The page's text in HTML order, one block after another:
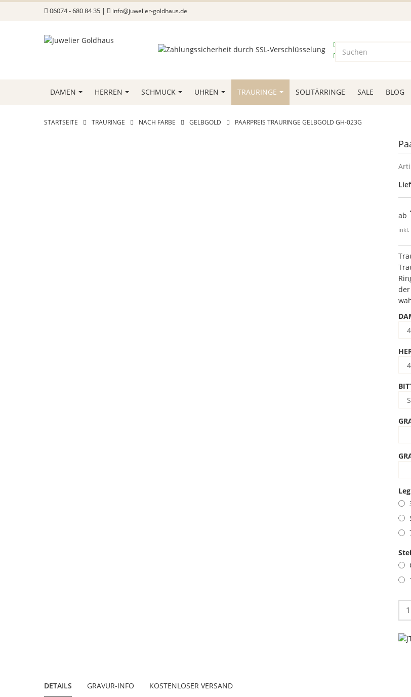
06074 - 680 84 35 | info@juwelier-goldhaus.de
sicheres Bezahlen
kostenloser
DAMEN HERREN SCHMUCK UHREN TRAURINGE SOLITÄRRINGE SALE BLOG
STARTSEITE TRAURINGE NACH FARBE GELBGOLD PAARPREIS TRAURINGE GELBGOLD GH-023G
ab
inkl.
der
DETAILS GRAVUR-INFO KOSTENLOSER VERSAND